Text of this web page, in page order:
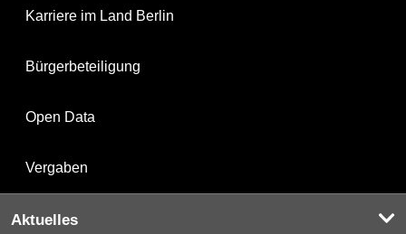
Karriere im Land Berlin
Bürgerbeteiligung
Open Data
Vergaben
Aktuelles